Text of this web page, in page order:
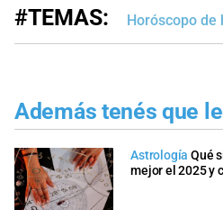
#TEMAS: Horóscopo de
Además tenés que
Astrología Qué
mejor el 2025 y